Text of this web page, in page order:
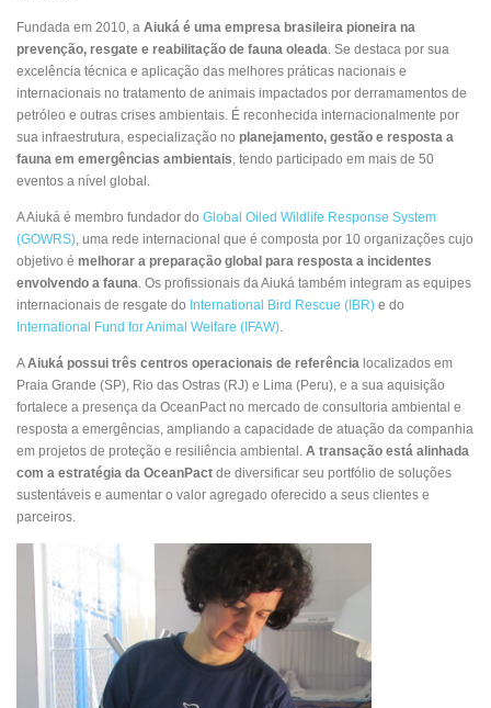
Fundada em 2010, a Aiuká é uma empresa brasileira pioneira na
prevenção, resgate e reabilitação de fauna oleada. Se destaca por sua
excelência técnica e aplicação das melhores práticas nacionais e
internacionais no tratamento de animais impactados por derramamentos de
petróleo e outras crises ambientais. É reconhecida internacionalmente por
sua infraestrutura, especialização no planejamento, gestão e resposta a
fauna em emergências ambientais, tendo participado em mais de 50
eventos a nível global.
A Aiuká é membro fundador do Global Oiled Wildlife Response System
(GOWRS), uma rede internacional que é composta por 10 organizações cujo
objetivo é melhorar a preparação global para resposta a incidentes
envolvendo a fauna. Os profissionais da Aiuká também integram as equipes
internacionais de resgate do International Bird Rescue (IBR) e do
International Fund for Animal Welfare (IFAW).
AAiuká possui três centros operacionais de referência localizados em
Praia Grande (SP), Rio das Ostras (RJ) e Lima (Peru), e a sua aquisição
fortalece a presença da OceanPact no mercado de consultoria ambiental e
resposta a emergências, ampliando a capacidade de atuação da companhia
em projetos de proteção e resiliência ambiental. A transação está alinhada
com a estratégia da OceanPact de diversificar seu portfólio de soluções
sustentáveis e aumentar o valor agregado oferecido a seus clientes e
parceiros.